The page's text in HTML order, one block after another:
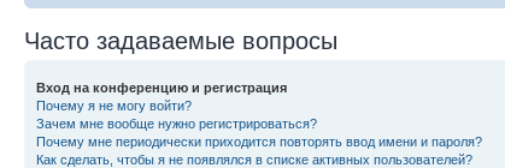
Часто задаваемые вопросы
Вход на конференцию и регистрация
Почему я не могу войти?
Зачем мне вообще нужно регистрироваться?
Почему мне периодически приходится повторять ввод имени и пароля?
Как сделать, чтобы я не появлялся в списке активных пользователей?